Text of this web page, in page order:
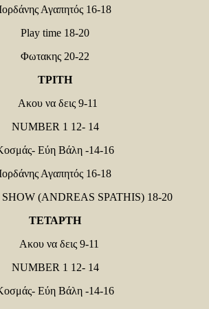
Αγαπητός 16-18
Play time 18-20
Φωτακης 20-22
ΤΡΙΤΗ
Ακου να δεις 9-11
NUMBER 1 12- 14
Εύη Βάλη -14-16
Αγαπητός 16-18
(ANDREAS SPATHIS) 18-20
ΤΕΤΑΡΤΗ
Ακου να δεις 9-11
NUMBER 1 12- 14
Εύη Βάλη -14-16